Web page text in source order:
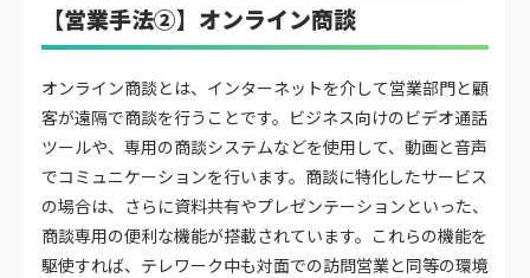
【営業手法②】オンライン商談
オンライン商談とは、インターネットを介して営業部門と顧
客が遠隔で商談を行うことです。ビジネス向けのビデオ通話
ツールや、専用の商談システムなどを使用して、動画と音声
でコミュニケーションを行います。商談に特化したサービス
の場合は、さらに資料共有やプレゼンテーションといった、
商談専用の便利な機能が搭載されています。これらの機能を
駆使すれば、テレワーク中も対面での訪問営業と同等の環境